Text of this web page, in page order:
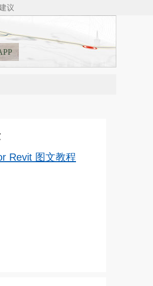
议
Revit 图文教程